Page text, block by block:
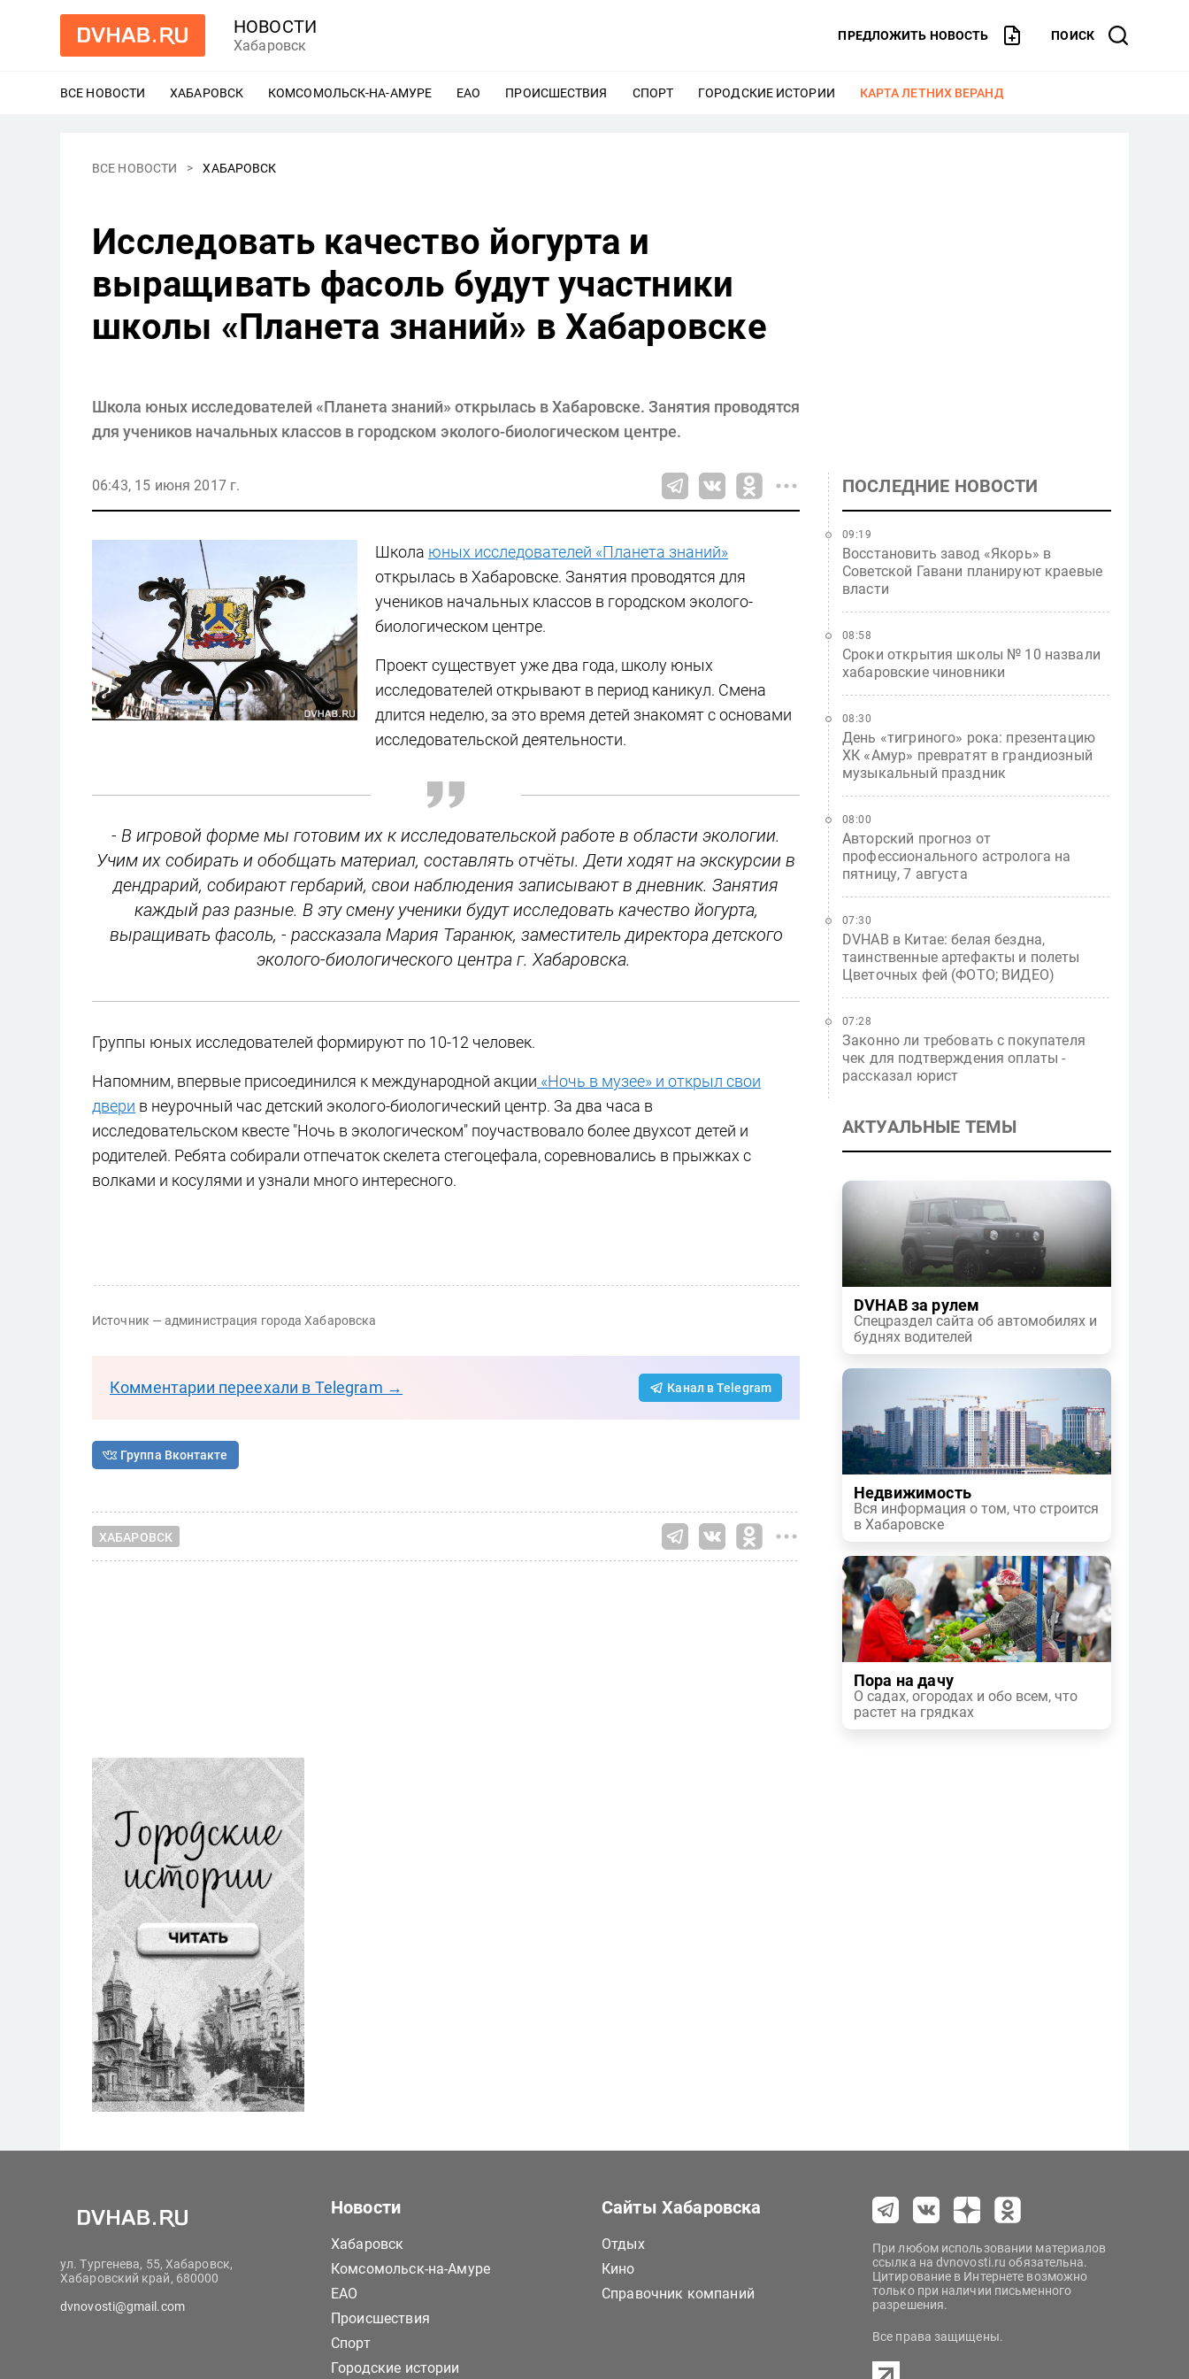
НОВОСТИ
Хабаровск
ПРЕДЛОЖИТЬ НОВОСТЬ ПОИСК
ВСЕ НОВОСТИ ХАБАРОВСК ЕЩЕ
КОМСОМОЛЬСК-НА-АМУРЕ ЕЩЕ
ЕАО ЕЩЕ
ПРОИСШЕСТВИЯ ЕЩЕ
СПОРТ ЕЩЕ
ГОРОДСКИЕ ИСТОРИИ ЕЩЕ
КАРТА ЛЕТНИХ ВЕРАНД
ВСЕ НОВОСТИ ХАБАРОВСК
Исследовать качество йогурта и
выращивать фасоль будут участники
школы «Планета знаний» в Хабаровске
Школа юных исследователей «Планета знаний» открылась в Хабаровске. Занятия проводятся
для учеников начальных классов в городском эколого-биологическом центре.
06:43, 15 июня 2017 г.
Школа юных исследователей «Планета знаний»
открылась в Хабаровске. Занятия проводятся для
учеников начальных классов в городском эколого-
биологическом центре.
Проект существует уже два года, школу юных
исследователей открывают в период каникул. Смена
длится неделю, за это время детей знакомят с основами
исследовательской деятельности.
- В игровой форме мы готовим их к исследовательской работе в области экологии.
Учим их собирать и обобщать материал, составлять отчёты. Дети ходят на экскурсии в
дендрарий, собирают гербарий, свои наблюдения записывают в дневник. Занятия
каждый раз разные. В эту смену ученики будут исследовать качество йогурта,
выращивать фасоль, - рассказала Мария Таранюк, заместитель директора детского
эколого-биологического центра г. Хабаровска.
Группы юных исследователей формируют по 10-12 человек.
Напомним, впервые присоединился к международной акции «Ночь в музее» и открыл свои
двери в неурочный час детский эколого-биологический центр. За два часа в
исследовательском квесте "Ночь в экологическом" поучаствовало более двухсот детей и
родителей. Ребята собирали отпечаток скелета стегоцефала, соревновались в прыжках с
волками и косулями и узнали много интересного.
Источник — администрация города Хабаровска
Комментарии переехали в Telegram → Канал в Telegram
Группа Вконтакте
ХАБАРОВСК
ПОСЛЕДНИЕ НОВОСТИ
Восстановить завод «Якорь» в
Советской Гавани планируют краевые
власти
09:19
Сроки открытия школы № 10 назвали
хабаровские чиновники
08:58
День «тигриного» рока: презентацию
ХК «Амур» превратят в грандиозный
музыкальный праздник
08:30
Авторский прогноз от
профессионального астролога на
пятницу, 7 августа
08:00
DVHAB в Китае: белая бездна,
таинственные артефакты и полеты
Цветочных фей (ФОТО; ВИДЕО)
07:30
Законно ли требовать с покупателя
чек для подтверждения оплаты -
рассказал юрист
07:28
АКТУАЛЬНЫЕ ТЕМЫ
DVHAB за рулем
Спецраздел сайта об автомобилях и
буднях водителей
Недвижимость
Вся информация о том, что строится
в Хабаровске
Пора на дачу
О садах, огородах и обо всем, что
растет на грядках
ул. Тургенева, 55, Хабаровск,
Хабаровский край, 680000
dvnovosti@gmail.com
Новости
Хабаровск
Комсомольск-на-Амуре
ЕАО
Происшествия
Спорт
Городские истории
Сайты Хабаровска
Отдых
Кино
Справочник компаний
При любом использовании материалов
ссылка на dvnovosti.ru обязательна.
Цитирование в Интернете возможно
только при наличии письменного
разрешения.
Все права защищены.